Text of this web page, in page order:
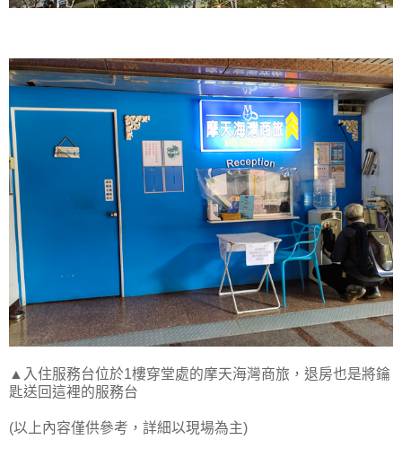
▲入住服務台位於1樓穿堂處的摩天海灣商旅，退房也是將鑰
匙送回這裡的服務台
(以上內容僅供參考，詳細以現場為主)